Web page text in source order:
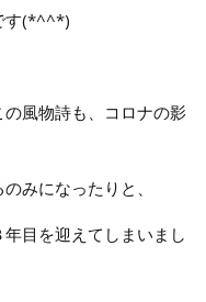
す(*^^*)
風物詩も、コロナの影
みになったりと、
目を迎えてしまいまし